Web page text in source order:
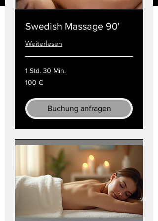
Swedish Massage 90'
Weiterlesen
1 Std. 30 Min.
100
Euro
100 €
Buchung anfragen